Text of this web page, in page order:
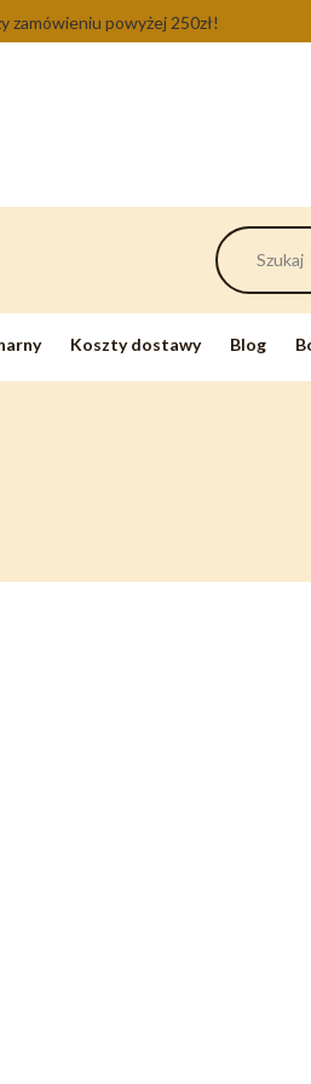
zamówieniu powyżej 250zł!
Koszty dostawy Blog